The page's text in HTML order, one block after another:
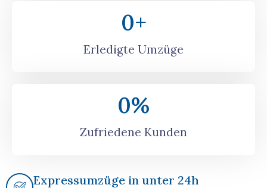
Erledigte Umzüge
0+
Zufriedene Kunden
0%
Expressumzüge in unter 24h